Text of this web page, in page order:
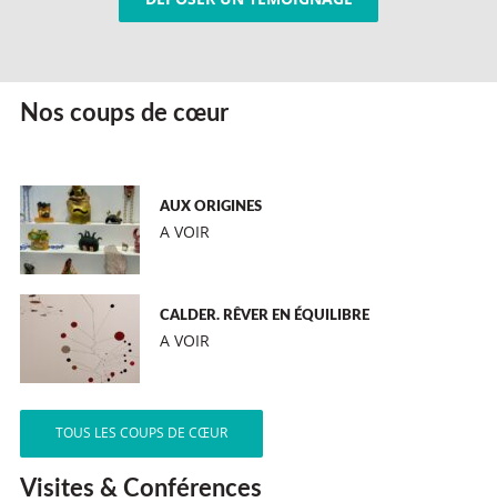
Nos coups de cœur
AUX ORIGINES
A VOIR
CALDER. RÊVER EN ÉQUILIBRE
A VOIR
TOUS LES COUPS DE CŒUR
Visites & Conférences